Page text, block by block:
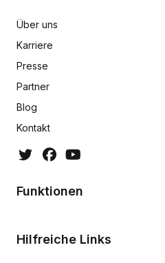
Über uns
Karriere
Presse
Partner
Blog
Kontakt
Funktionen
Hilfreiche Links